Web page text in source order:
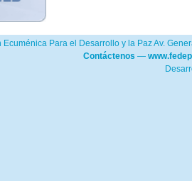
Para el Desarrollo y la Paz Av.
Contáctenos —